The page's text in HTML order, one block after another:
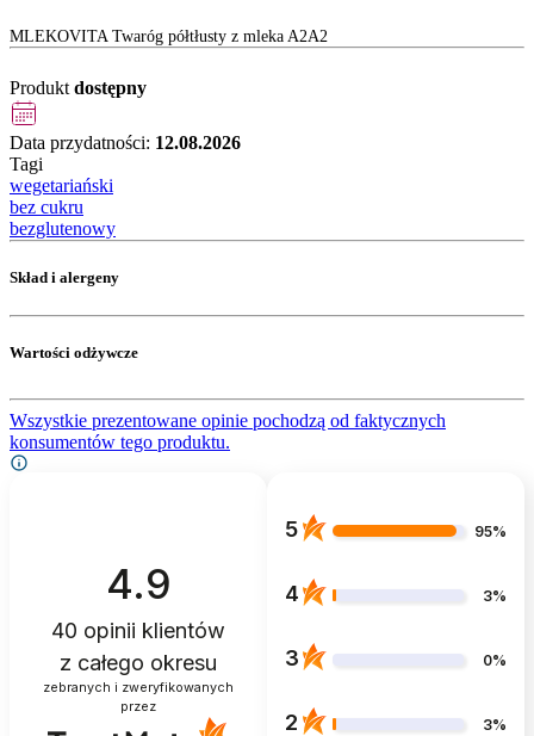
MLEKOVITA Twaróg półtłusty z mleka A2A2
Produkt dostępny
Data przydatności: 12.08.2026
Tagi
wegetariański
bez cukru
bezglutenowy
Skład i alergeny
Wartości odżywcze
Wszystkie prezentowane opinie pochodzą od faktycznych
konsumentów tego produktu.
4.9
40 opinii klientów
z całego okresu
zebranych i zweryfikowanych
przez
5 95%
4 3%
3 0%
2 3%